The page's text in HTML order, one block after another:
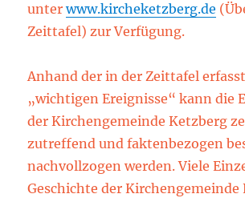
unterwww.kircheketzberg.de
Zeittafel) zur Verfügung.
Anhand der in der Zeittafel
„wichtigen Ereignisse“ kann die
der Kirchengemeinde Ketzberg
zutreffend und faktenbezogen
nachvollzogen werden. Viele
Geschichte der Kirchengemeinde